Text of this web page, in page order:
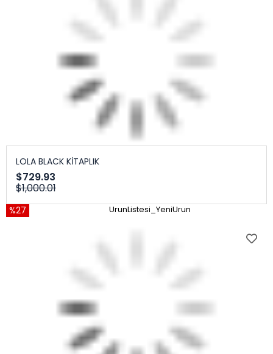
LOLA BLACK KİTAPLIK
$729.93
$1,000.01
%27 UrunListesi_YeniUrun